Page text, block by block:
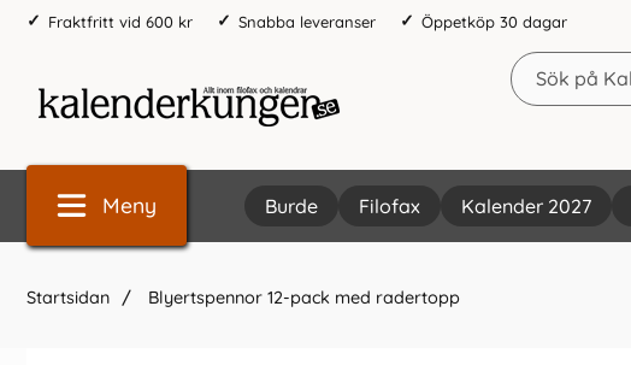
Fraktfritt vid 600 kr Snabba leveranser Öppetköp 30 dagar
Meny Burde Filofax Kalender 2027
Startsidan Blyertspennor 12-pack med radertopp